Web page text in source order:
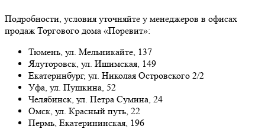
Подробности, условия уточняйте у менеджеров в офисах
продаж Торгового дома «Поревит»:
Тюмень, ул. Мельникайте, 137
Ялуторовск, ул. Ишимская, 149
Екатеринбург, ул. Николая Островского 2/2
Уфа, ул. Пушкина, 52
Челябинск, ул. Петра Сумина, 24
Омск, ул. Красный путь, 22
Пермь, Екатерининская, 196